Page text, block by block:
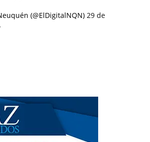
(@ElDigitalNQN) 29 de